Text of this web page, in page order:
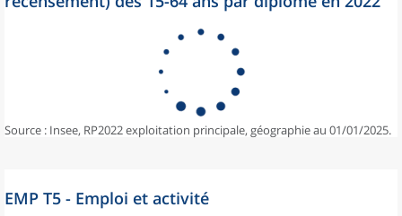
Source : Insee, RP2022 exploitation principale, géographie au 01/01/2025.
EMP T5 - Emploi et activité